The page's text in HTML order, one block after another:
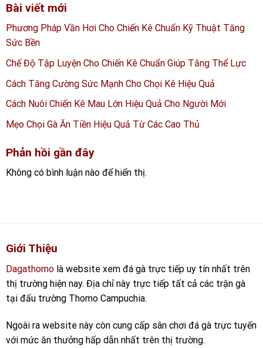
Bài viết mới
Phương Pháp Vần Hơi Cho Chiến Kê Chuẩn Kỹ Thuật Tăng
Sức Bền
Chế Độ Tập Luyện Cho Chiến Kê Chuẩn Giúp Tăng Thể Lực
Cách Tăng Cường Sức Mạnh Cho Chọi Kê Hiệu Quả
Cách Nuôi Chiến Kê Mau Lớn Hiệu Quả Cho Người Mới
Mẹo Chọi Gà Ăn Tiền Hiệu Quả Từ Các Cao Thủ
Phản hồi gần đây
Không có bình luận nào để hiển thị.
Giới Thiệu
Dagathomo là website xem đá gà trực tiếp uy tín nhất trên
thị trường hiện nay. Địa chỉ này trực tiếp tất cả các trận gà
tại đấu trường Thomo Campuchia.
Ngoài ra website này còn cung cấp sân chơi đá gà trực tuyến
với mức ăn thưởng hấp dẫn nhất trên thị trường.